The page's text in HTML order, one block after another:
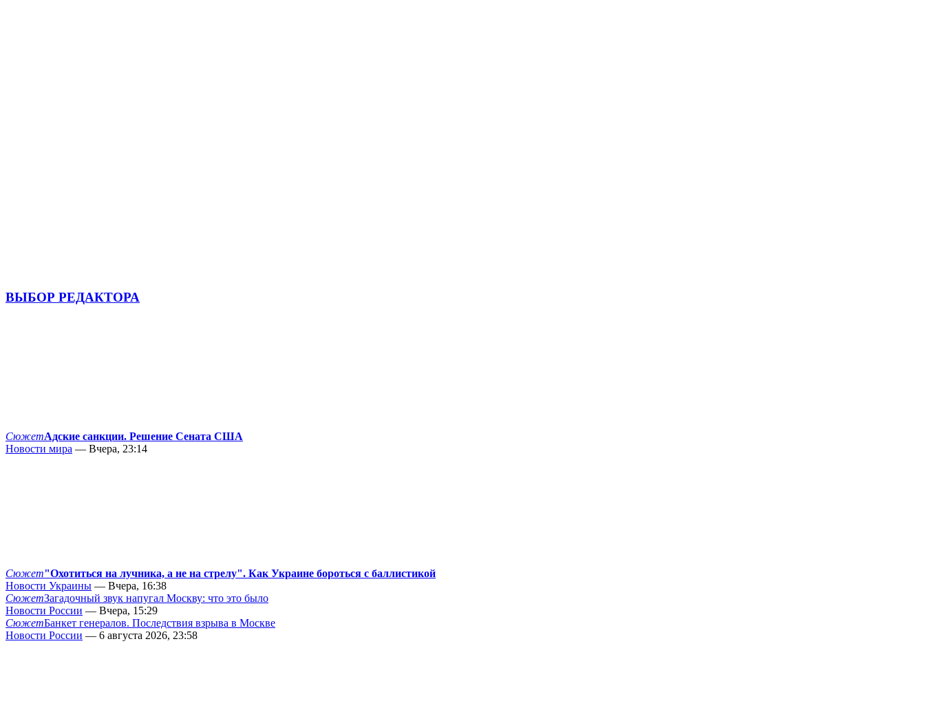
ВЫБОР РЕДАКТОРА
СюжетАдские санкции. Решение Сената США
Новости мира — Вчера, 23:14
Сюжет"Охотиться на лучника, а не на стрелу". Как Украине бороться с баллистикой
Новости Украины — Вчера, 16:38
СюжетЗагадочный звук напугал Москву: что это было
Новости России — Вчера, 15:29
СюжетБанкет генералов. Последствия взрыва в Москве
Новости России — 6 августа 2026, 23:58